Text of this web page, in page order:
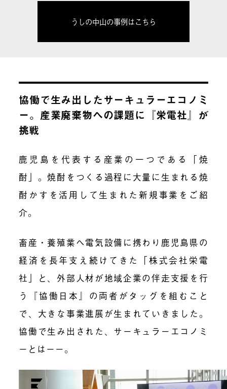
うしの中山の事例はこちら
協働で生み出したサーキュラーエコノミ
ー。産業廃棄物への課題に『栄電社』が
挑戦
鹿児島を代表する産業の一つである「焼
酎」。焼酎をつくる過程に大量に生まれる焼
酎かすを活用して生まれた新規事業をご紹
介。
畜産・養殖業へ電気設備に携わり鹿児島県の
経済を長年支え続けてきた「株式会社栄電
社」と、外部人材が地域企業の伴走支援を行
う『協働日本』の両者がタッグを組むこと
で、大きな事業進展が生まれていきました。
協働で生み出された、サーキュラーエコノミ
ーとはーー。